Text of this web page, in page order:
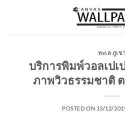
ทะเล ภูเขา
บริการพิมพ์วอลเปเ
ภาพวิวธรรมชาติ
POSTED ON 13/12/